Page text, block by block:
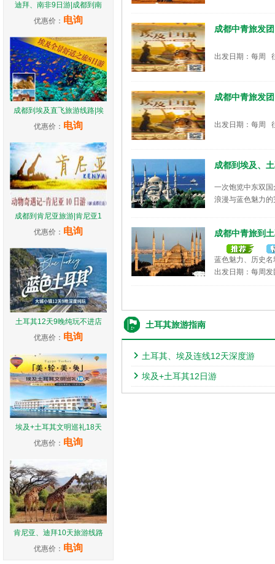
迪拜、南非9日游|成都到南
优惠价： 电询
成都到埃及直飞旅游线路|埃
优惠价： 电询
成都到肯尼亚旅游|肯尼亚1
优惠价： 电询
土耳其12天9晚纯玩不进店
优惠价： 电询
埃及+土耳其文明巡礼18天
优惠价： 电询
肯尼亚、迪拜10天旅游线路
优惠价： 电询
成都中青旅发
出发日期：每周
成都中青旅发
出发日期：每周
成都到埃及、
一次饱览中东双
浪漫与蓝色魅力
成都中青旅到
蓝色魅力、历史
出发日期：每周
土耳其旅游指南
土耳其、埃及连线12天深度游
埃及+土耳其12日游